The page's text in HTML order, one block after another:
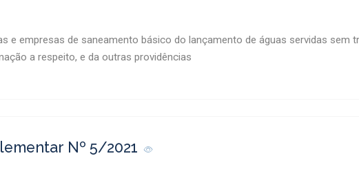
e empresas de saneamento básico do lançamento de águas servidas sem
a respeito, e da outras providências
Nº 5/2021